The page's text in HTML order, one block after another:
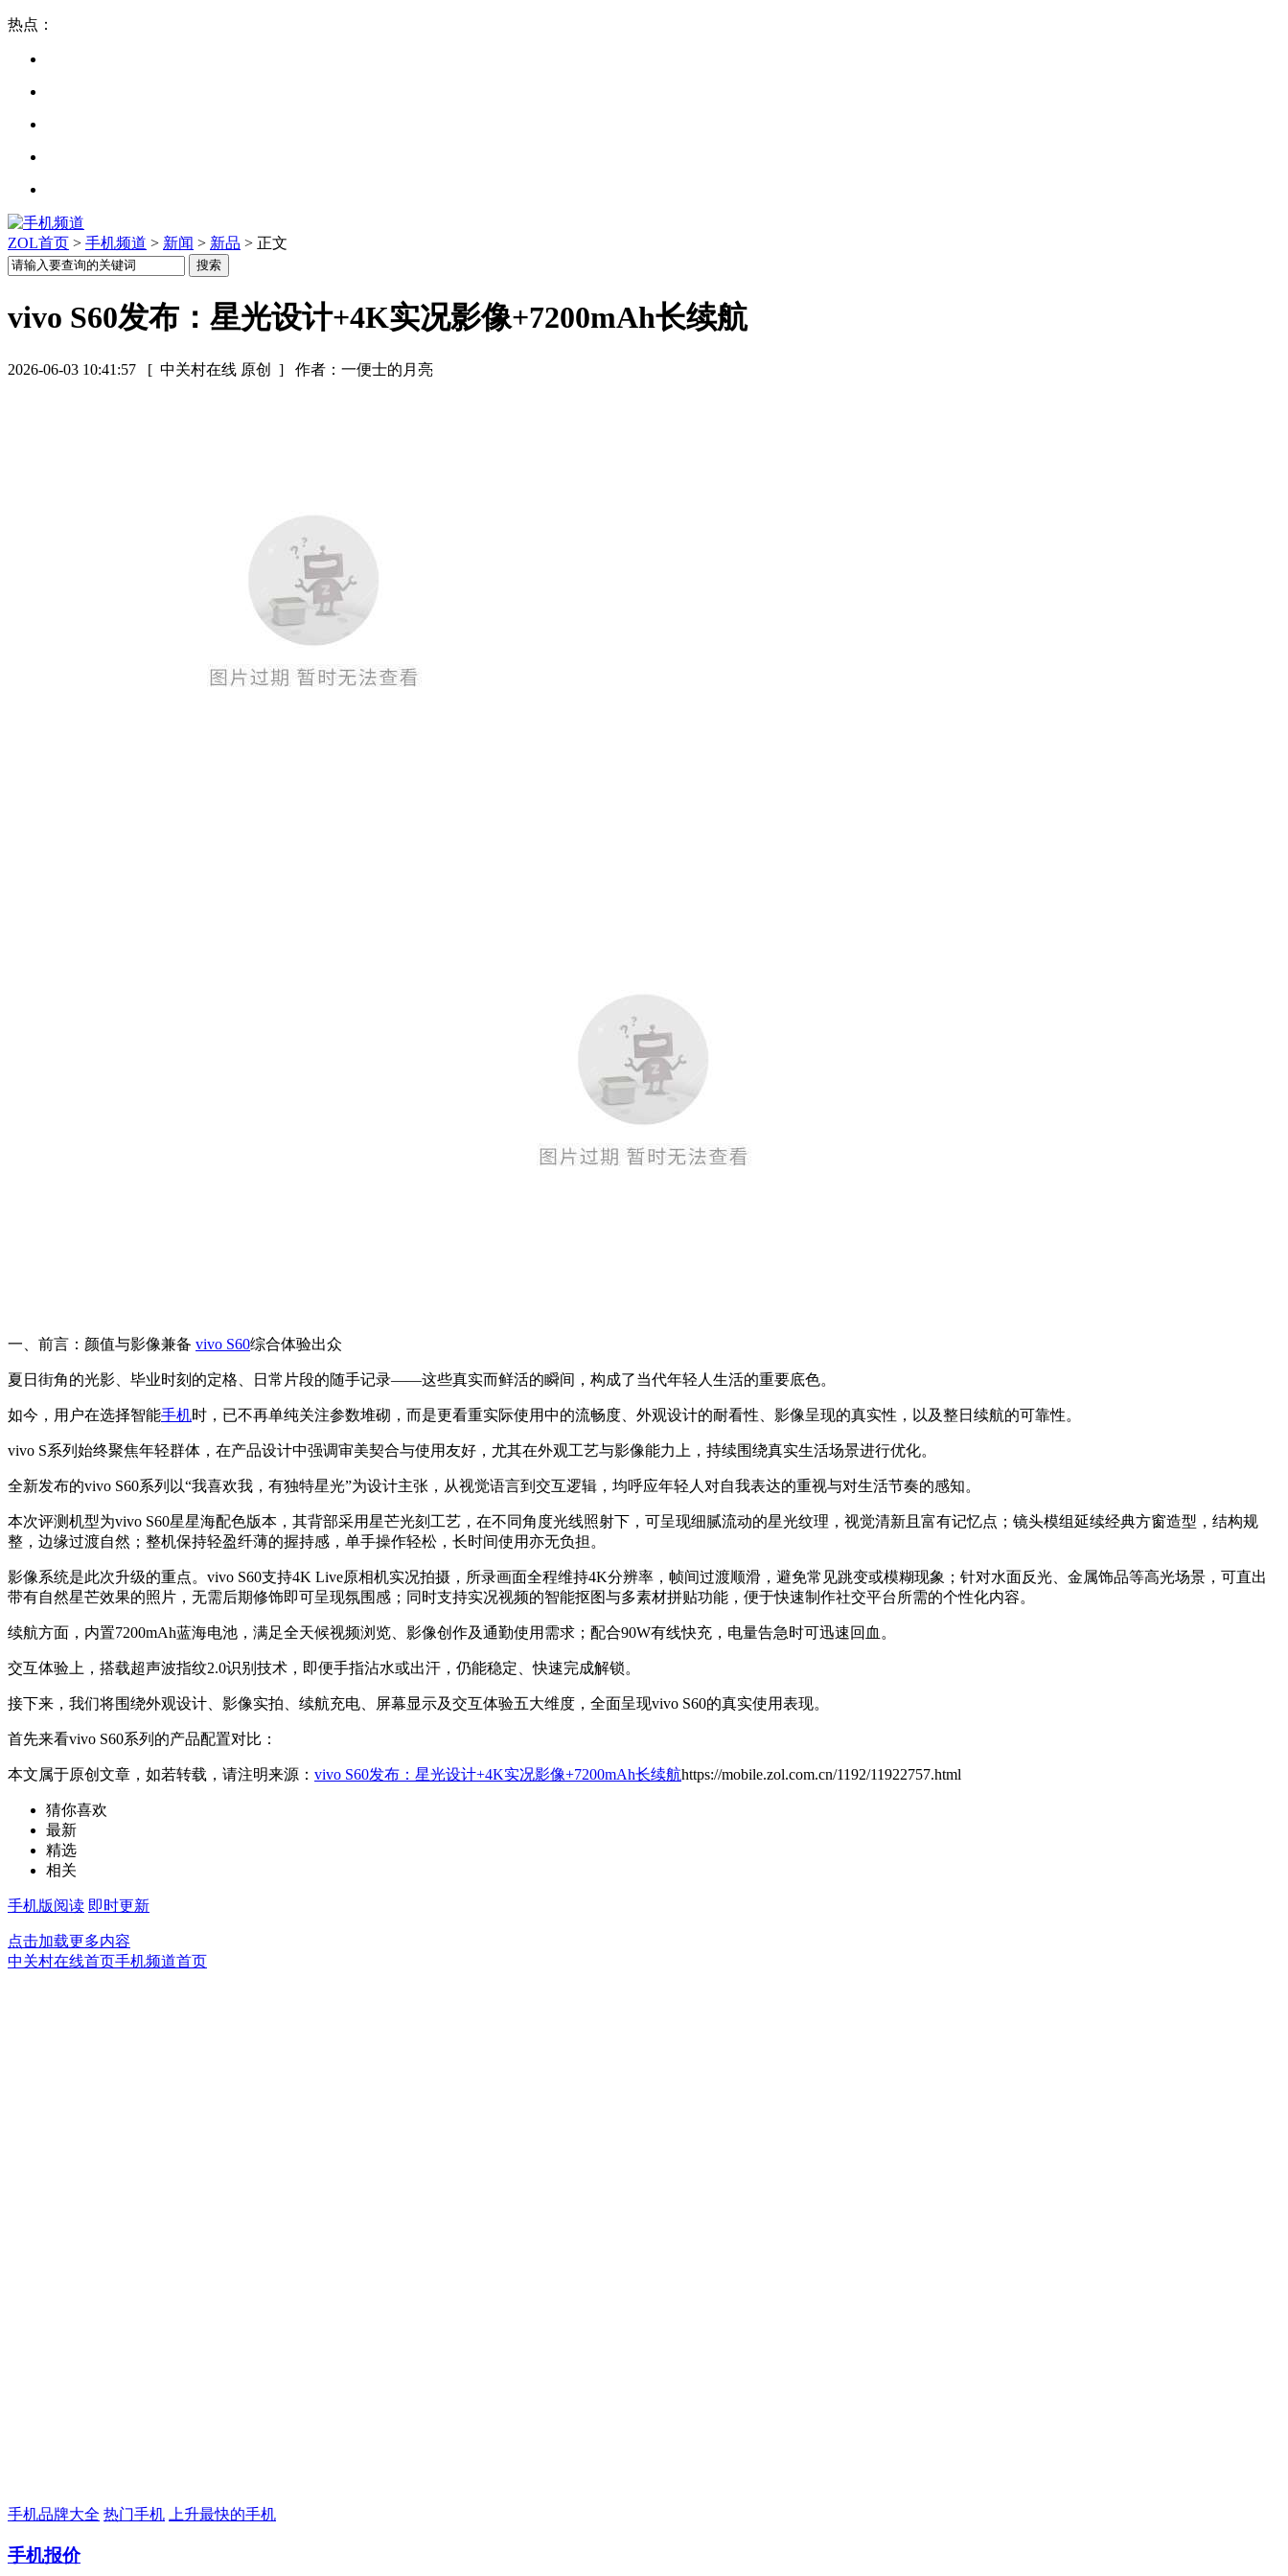
热点：
ZOL首页 > 手机频道 > 新闻 > 新品 > 正文
vivo S60发布：星光设计+4K实况影像+7200mAh长续航
2026-06-03 10:41:57 [ 中关村在线 原创 ] 作者：一便士的月亮
一、前言：颜值与影像兼备 vivo S60综合体验出众
夏日街角的光影、毕业时刻的定格、日常片段的随手记录——这些真实而鲜活的瞬间，构成了当代年轻人生活的重要底色。
如今，用户在选择智能手机时，已不再单纯关注参数堆砌，而是更看重实际使用中的流畅度、外观设计的耐看性、影像呈现的真实性，以及整日续航的可靠性。
vivo S系列始终聚焦年轻群体，在产品设计中强调审美契合与使用友好，尤其在外观工艺与影像能力上，持续围绕真实生活场景进行优化。
全新发布的vivo S60系列以“我喜欢我，有独特星光”为设计主张，从视觉语言到交互逻辑，均呼应年轻人对自我表达的重视与对生活节奏的感知。
本次评测机型为vivo S60星星海配色版本，其背部采用星芒光刻工艺，在不同角度光线照射下，可呈现细腻流动的星光纹理，视觉清新且富有记忆点；镜头模组延续经典方窗造型，结构规
整，边缘过渡自然；整机保持轻盈纤薄的握持感，单手操作轻松，长时间使用亦无负担。
影像系统是此次升级的重点。vivo S60支持4K Live原相机实况拍摄，所录画面全程维持4K分辨率，帧间过渡顺滑，避免常见跳变或模糊现象；针对水面反光、金属饰品等高光场景，可直出
带有自然星芒效果的照片，无需后期修饰即可呈现氛围感；同时支持实况视频的智能抠图与多素材拼贴功能，便于快速制作社交平台所需的个性化内容。
续航方面，内置7200mAh蓝海电池，满足全天候视频浏览、影像创作及通勤使用需求；配合90W有线快充，电量告急时可迅速回血。
交互体验上，搭载超声波指纹2.0识别技术，即便手指沾水或出汗，仍能稳定、快速完成解锁。
接下来，我们将围绕外观设计、影像实拍、续航充电、屏幕显示及交互体验五大维度，全面呈现vivo S60的真实使用表现。
首先来看vivo S60系列的产品配置对比：
本文属于原创文章，如若转载，请注明来源： vivo S60发布：星光设计+4K实况影像+7200mAh长续航https://mobile.zol.com.cn/1192/11922757.html
猜你喜欢
最新
精选
相关
手机版阅读 即时更新
点击加载更多内容
中关村在线首页手机频道首页
手机品牌大全 热门手机 上升最快的手机
手机报价